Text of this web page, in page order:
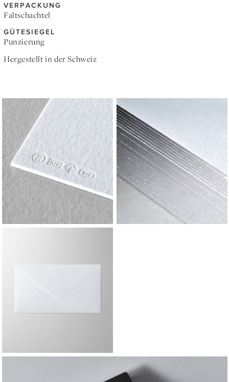
VERPACKUNG
Faltschachtel
GÜTESIEGEL
Punzierung
Hergestellt in der Schweiz